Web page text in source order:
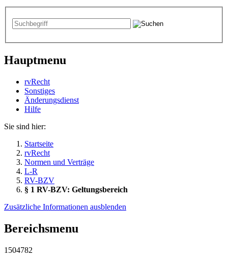
Hauptmenu
rvRecht
Sonstiges
Änderungsdienst
Hil­fe
Sie sind hier:
Startseite
rvRecht
Normen und Verträge
L-R
RV-BZV
§ 1 RV-BZV: Geltungsbereich
Zusätzliche Informationen ausblenden
Bereichsmenu
1504782